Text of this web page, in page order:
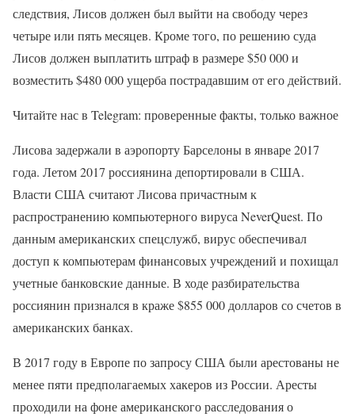
следствия, Лисов должен был выйти на свободу через
четыре или пять месяцев. Кроме того, по решению суда
Лисов должен выплатить штраф в размере $50 000 и
возместить $480 000 ущерба пострадавшим от его действий.
Читайте нас в Telegram: проверенные факты, только важное
Лисова задержали в аэропорту Барселоны в январе 2017
года. Летом 2017 россиянина депортировали в США.
Власти США считают Лисова причастным к
распространению компьютерного вируса NeverQuest. По
данным американских спецслужб, вирус обеспечивал
доступ к компьютерам финансовых учреждений и похищал
учетные банковские данные. В ходе разбирательства
россиянин признался в краже $855 000 долларов со счетов в
американских банках.
В 2017 году в Европе по запросу США были арестованы не
менее пяти предполагаемых хакеров из России. Аресты
проходили на фоне американского расследования о